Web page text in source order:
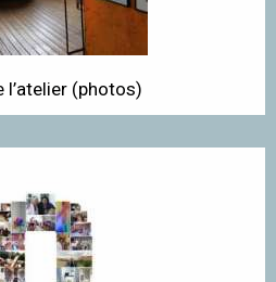
l’atelier (photos)